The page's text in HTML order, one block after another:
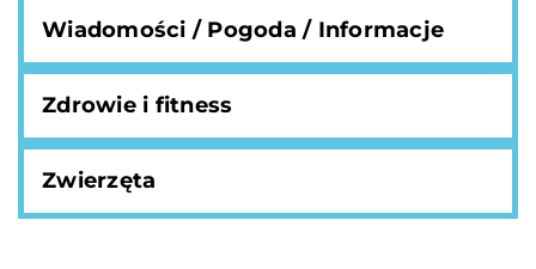
Wiadomości / Pogoda / Informacje
Zdrowie i fitness
Zwierzęta